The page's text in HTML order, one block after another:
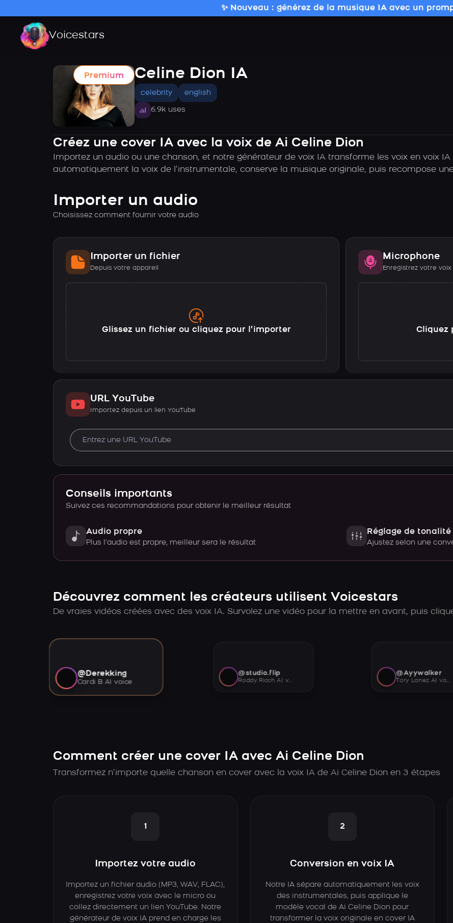
✨ Nouveau : générez de la musique IA avec un
Voicestars
Premium Celine Dion IA
celebrity english
6.9k uses
Créez une cover IA avec la voix de Ai Celine Dion
Importez un audio ou une chanson, et notre générateur de voix IA transforme les voix en voix IA
automatiquement la voix de l’instrumentale, conserve la musique originale, puis recompose
Importer un audio
Choisissez comment fournir votre audio
Importer un fichier
Depuis votre appareil
Glissez un fichier ou cliquez pour l’importer
Microphone
Enregistrez votre voix
Cliquez
URL YouTube
Importez depuis un lien YouTube
Conseils importants
Suivez ces recommandations pour obtenir le meilleur résultat
Audio propre
Plus l’audio est propre, meilleur sera le résultat
Réglage de tonalité
Ajustez selon une
Découvrez comment les créateurs utilisent Voicestars
De vraies vidéos créées avec des voix IA. Survolez une vidéo pour la mettre en avant, puis
@Derekking
Cardi B AI voice
@studio.flip
Roddy Ricch AI voice
@Ayywalker
Tory Lanez AI voice
Comment créer une cover IA avec Ai Celine Dion
Transformez n’importe quelle chanson en cover avec la voix IA de Ai Celine Dion en 3 étapes
1
Importez votre audio
Importez un fichier audio (MP3, WAV, FLAC),
enregistrez votre voix avec le micro ou
collez directement un lien YouTube. Notre
générateur de voix IA prend en charge les
2
Conversion en voix IA
Notre IA sépare automatiquement les voix
des instrumentales, puis applique le
modèle vocal de Ai Celine Dion pour
transformer la voix originale en cover IA